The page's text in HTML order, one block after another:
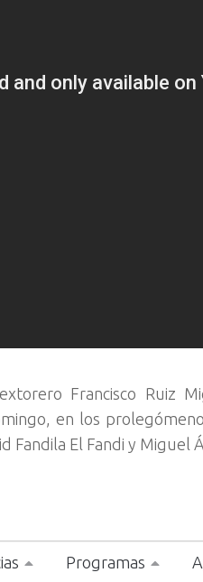
Francisco Ruiz
en los
Fandila El Fandi y Miguel
Programas